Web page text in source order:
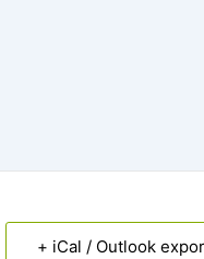
+ iCal / Outlook